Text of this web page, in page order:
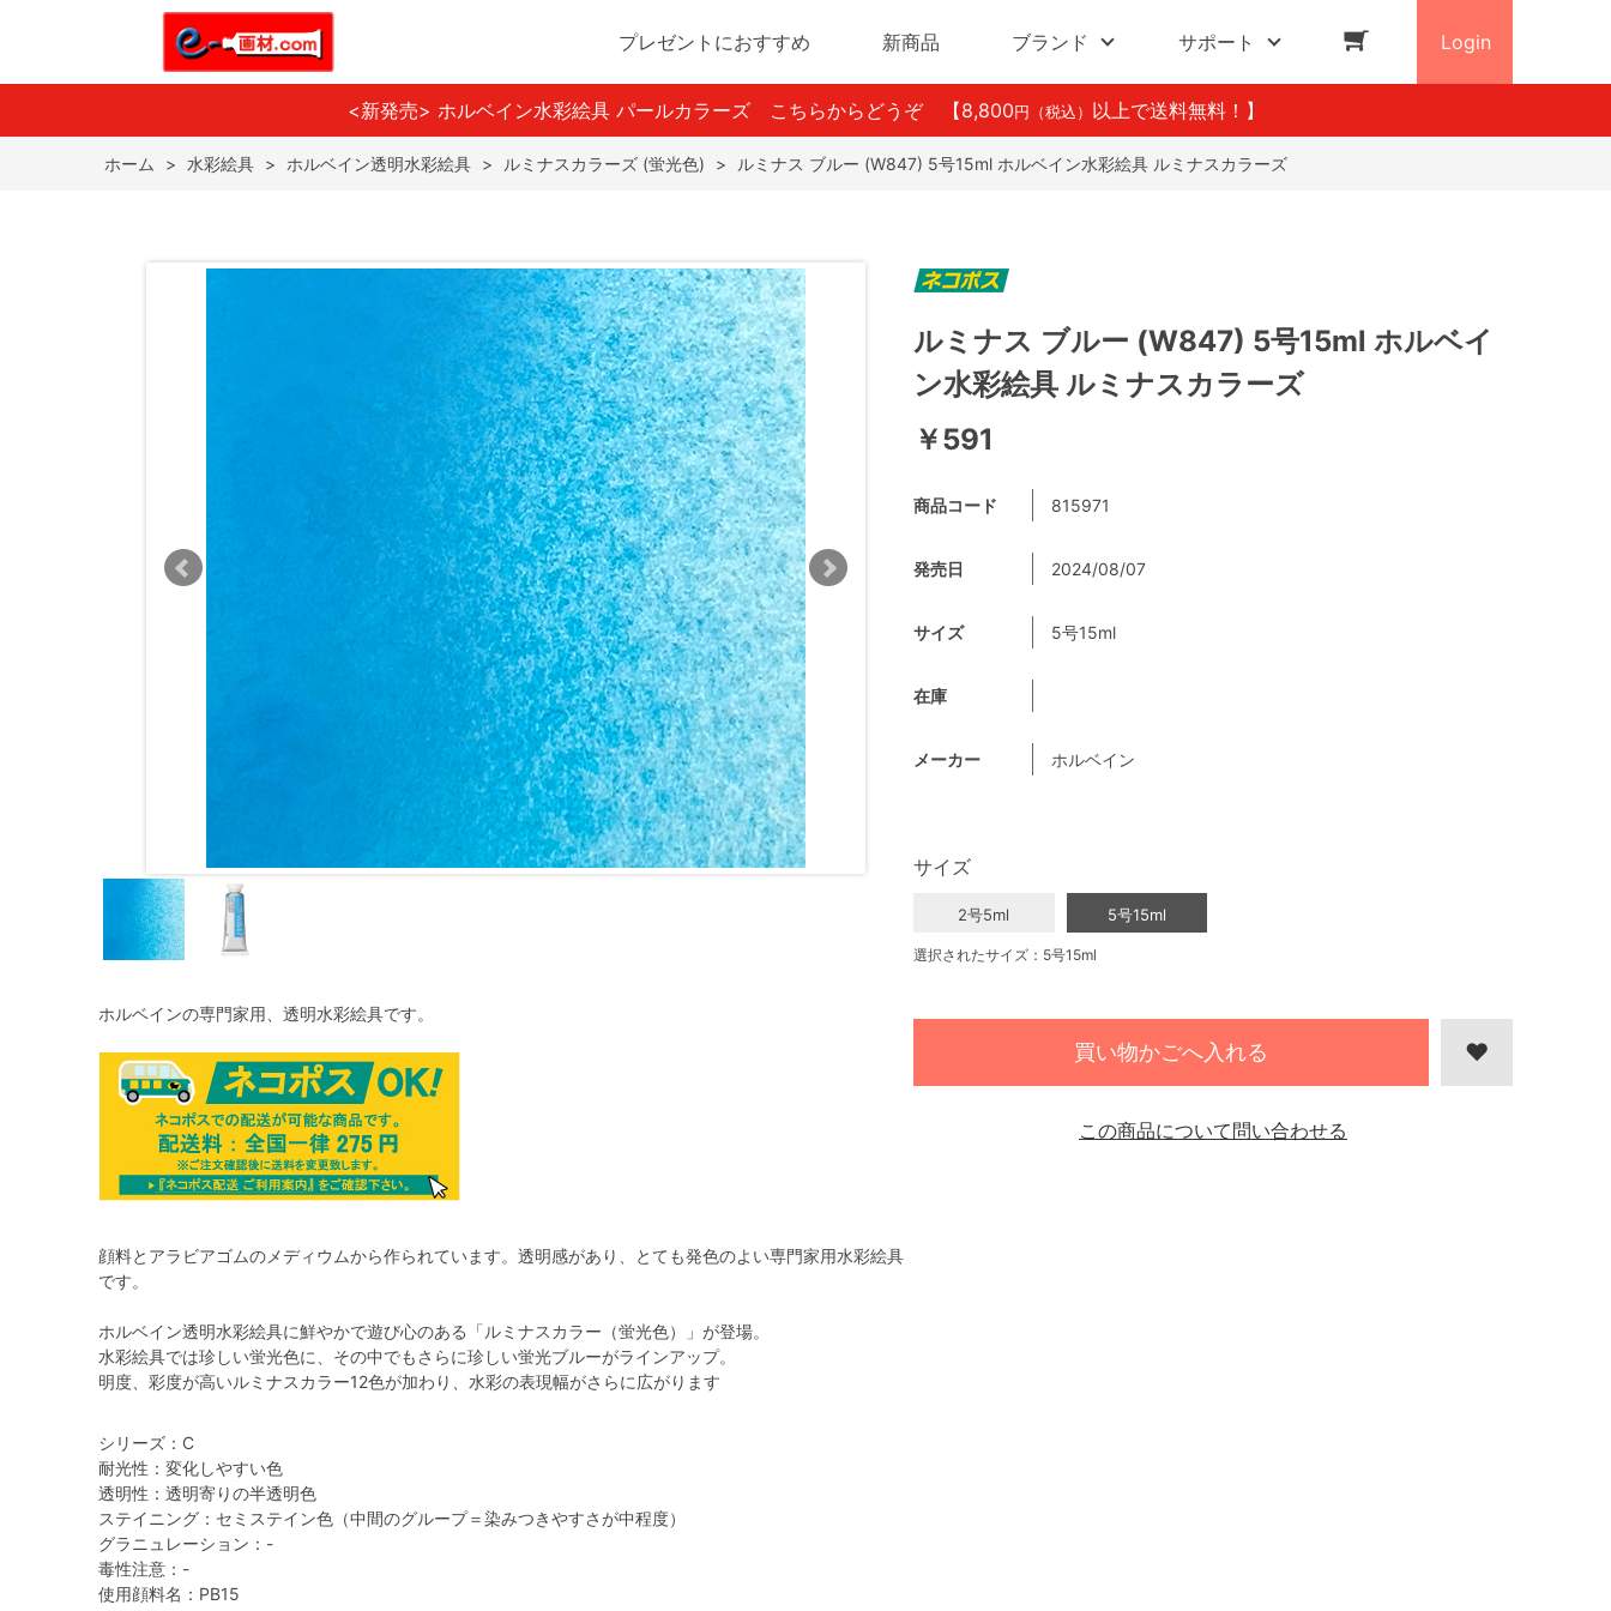
プレゼントにおすすめ 新商品 ブランド サポート Login
<新発売> ホルベイン水彩絵具 パールカラーズ こちらからどうぞ 【8,800 円（税込） 以上で送料無料！】
ホーム > 水彩絵具 > ホルベイン透明水彩絵具 > ルミナスカラーズ (蛍光色) > ルミナス ブルー (W847) 5号15ml ホルベイン水彩絵具 ルミナスカラーズ
ホルベインの専門家用、透明水彩絵具です。
顔料とアラビアゴムのメディウムから作られています。透明感があり、とても発色のよい専門家用水彩絵具
です。
ホルベイン透明水彩絵具に鮮やかで遊び心のある「ルミナスカラー（蛍光色）」が登場。
水彩絵具では珍しい蛍光色に、その中でもさらに珍しい蛍光ブルーがラインアップ。
明度、彩度が高いルミナスカラー12色が加わり、水彩の表現幅がさらに広がります
シリーズ：C
耐光性：変化しやすい色
透明性：透明寄りの半透明色
ステイニング：セミステイン色（中間のグループ＝染みつきやすさが中程度）
グラニュレーション：-
毒性注意：-
使用顔料名：PB15
ルミナス ブルー (W847) 5号15ml ホルベイ
ン水彩絵具 ルミナスカラーズ
￥591
商品コード 815971
発売日 2024/08/07
サイズ 5号15ml
在庫
メーカー ホルベイン
サイズ
2号5ml 5号15ml
選択されたサイズ：5号15ml
買い物かごへ入れる
この商品について問い合わせる